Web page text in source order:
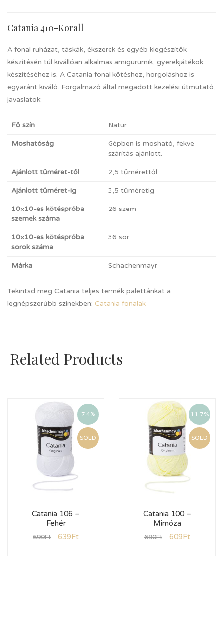
Catania 410-Korall
A fonal ruházat, táskák, ékszerek és egyéb kiegészítők
készítésén túl kivállóan alkalmas amigurumik, gyerekjátékok
készítéséhez is. A Catania fonal kötéshez, horgoláshoz is
egyaránt kiváló. Forgalmazó által megadott kezelési útmutató,
javaslatok:
Fő szín Natur
Moshatóság
Gépben is mosható, fekve
szárítás ajánlott.
Ajánlott tűméret-től 2,5 tűmérettől
Ajánlott tűméret-ig 3,5 tűméretig
10×10-es kötéspróba
szemek száma
26 szem
10×10-es kötéspróba
sorok száma
36 sor
Márka Schachenmayr
Tekintsd meg Catania teljes termék palettánkat a
legnépszerűbb színekben: Catania fonalak
Related Products
7.4%
SOLD
Catania 106 –
Fehér
690Ft 639Ft
11.7%
SOLD
Catania 100 –
Mimóza
690Ft 609Ft